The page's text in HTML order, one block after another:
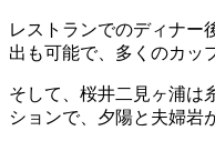
レストランでのディナー
出も可能で、多くのカッ
そして、桜井二見ヶ浦は
ションで、夕陽と夫婦岩